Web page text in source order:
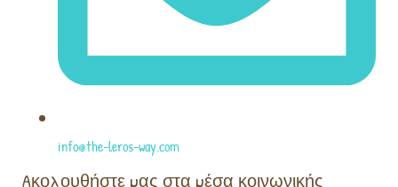
info@the-leros-way.com
Aκολουθήστε μας στα μέσα κοινωνικής